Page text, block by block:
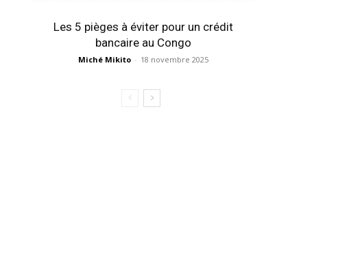
Les 5 pièges à éviter pour un crédit
bancaire au Congo
Miché Mikito - 18 novembre 2025